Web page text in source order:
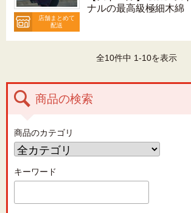
店舗まとめて
配送
ナルの最高級極細木
全10件中 1-10を表示
商品の検索
商品のカテゴリ
キーワード